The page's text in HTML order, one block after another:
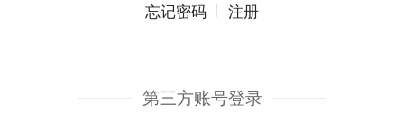
忘记密码 注册
第三方账号登录